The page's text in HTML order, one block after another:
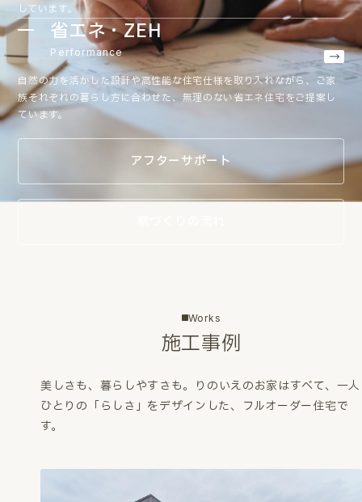
しています。
省エネ・ZEH
Performance
自然の力を活かした設計や高性能な住宅仕様を取り入れながら、ご家
族それぞれの暮らし方に合わせた、無理のない省エネ住宅をご提案し
ています。
アフターサポート
Works
施工事例
美しさも、暮らしやすさも。
りのいえのお家はすべて、一人
ひとりの「らしさ」をデザインした、フルオーダー住宅で
す。